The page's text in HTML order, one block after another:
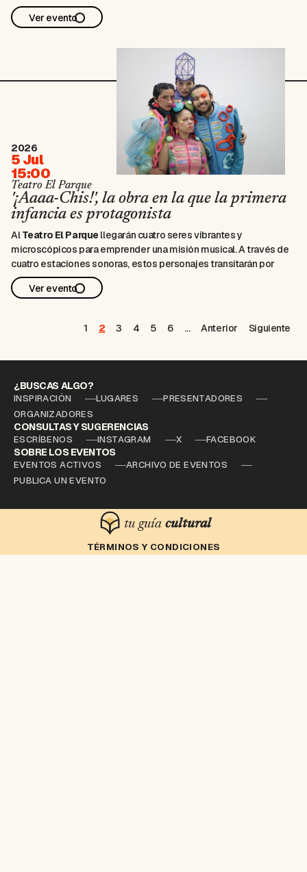
imagen y la narración a partir de la exposición Katabasis de
Mauricio Carmona.
Ver evento
2026
5 Jul
15:00
Teatro El Parque
'¡Aaaa-Chis!', la obra en la que la primera
infancia es protagonista
AlTeatro El Parquellegarán cuatro seres vibrantes y
microscópicos para emprender una misión musical. A través de
cuatro estaciones sonoras, estos personajes transitarán por
diversos instrumentos, transformando cada estornudo en una
canción y cada género musical en una oportunidad para la
Ver evento
1 2 3 4 5 6 … Anterior Siguiente
¿BUSCAS ALGO?
INSPIRACIÓN LUGARES
PRESENTADORES
ORGANIZADORES
CONSULTAS Y SUGERENCIAS
ESCRÍBENOS INSTAGRAM X FACEBOOK
SOBRE LOS EVENTOS
EVENTOS ACTIVOS
ARCHIVO DE EVENTOS
PUBLICA UN EVENTO
tu guía cultural
TÉRMINOS Y CONDICIONES